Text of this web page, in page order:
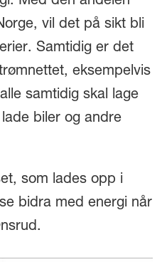
vil det på sikt bli
Samtidig er det
eksempelvis
samtidig skal lage
biler og andre
som lades opp i
bidra med energi når